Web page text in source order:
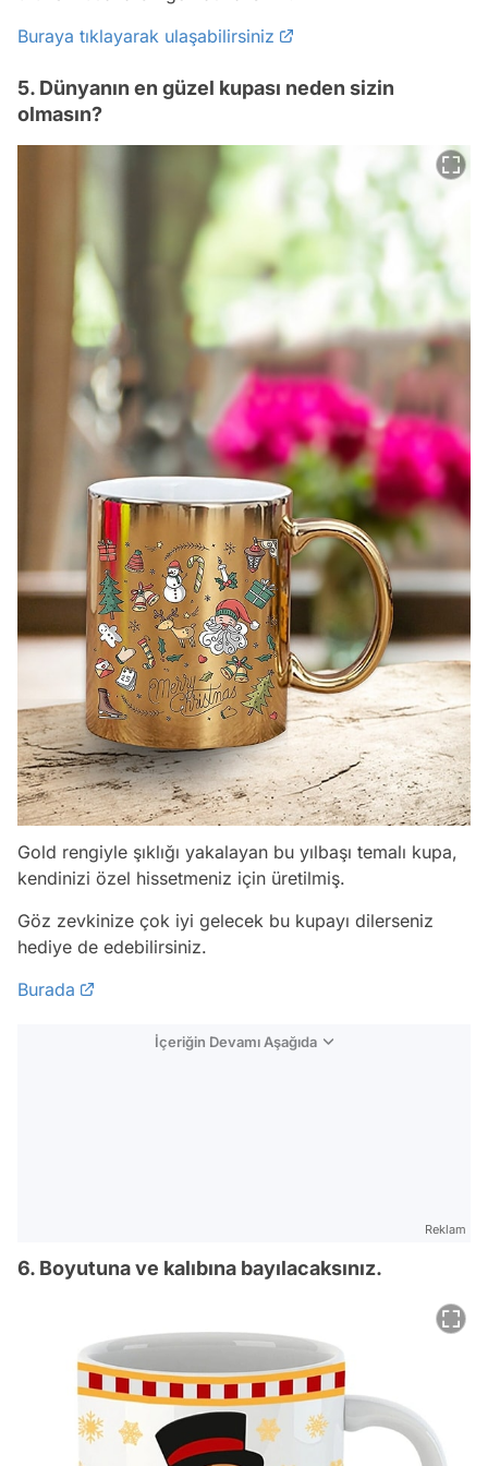
Buraya tıklayarak ulaşabilirsiniz
5. Dünyanın en güzel kupası neden sizin
olmasın?
Gold rengiyle şıklığı yakalayan bu yılbaşı temalı kupa,
kendinizi özel hissetmeniz için üretilmiş.
Göz zevkinize çok iyi gelecek bu kupayı dilerseniz
hediye de edebilirsiniz.
Burada
İçeriğin Devamı Aşağıda
Reklam
6. Boyutuna ve kalıbına bayılacaksınız.